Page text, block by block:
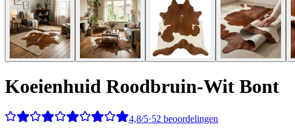
Koeienhuid Roodbruin-Wit Bont
4,8/5·52 beoordelingen